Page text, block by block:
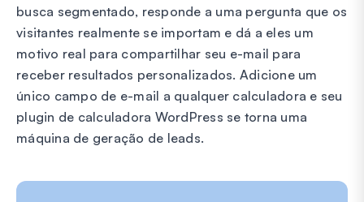
busca segmentado, responde a uma pergunta que os
visitantes realmente se importam e dá a eles um
motivo real para compartilhar seu e-mail para
receber resultados personalizados. Adicione um
único campo de e-mail a qualquer calculadora e seu
plugin de calculadora WordPress se torna uma
máquina de geração de leads.